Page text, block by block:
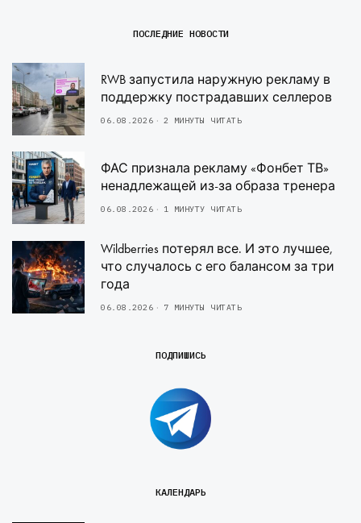
ПОСЛЕДНИЕ НОВОСТИ
RWB запустила наружную рекламу в
поддержку пострадавших селлеров
06.08.2026 2 МИНУТЫ ЧИТАТЬ
ФАС признала рекламу «Фонбет ТВ»
ненадлежащей из-за образа тренера
06.08.2026 1 МИНУТУ ЧИТАТЬ
Wildberries потерял все. И это лучшее,
что случалось с его балансом за три
года
06.08.2026 7 МИНУТЫ ЧИТАТЬ
ПОДПИШИСЬ
КАЛЕНДАРЬ